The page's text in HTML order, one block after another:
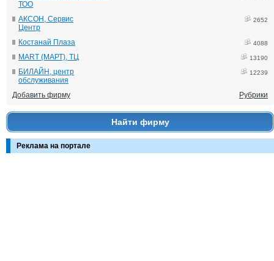
ТОО
АКСОН, Сервис
Центр
2652
Костанай Плаза 4088
MART (МАРТ), ТЦ 13190
БИЛАЙН, центр
обслуживания
12239
Добавить фирму Рубрики
Найти фирму
Реклама на портале